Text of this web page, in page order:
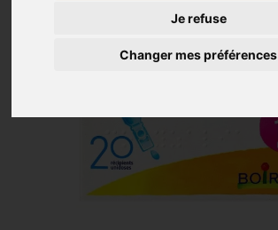
Je refuse
Changer mes préférences